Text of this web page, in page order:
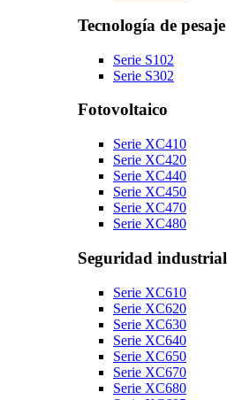
Tecnología de pesaje
Serie S102
Serie S302
Fotovoltaico
Serie XC410
Serie XC420
Serie XC440
Serie XC450
Serie XC470
Serie XC480
Seguridad industrial
Serie XC610
Serie XC620
Serie XC630
Serie XC640
Serie XC650
Serie XC670
Serie XC680